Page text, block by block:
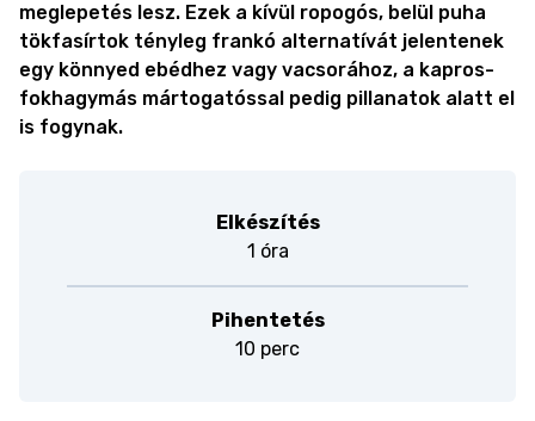
meglepetés lesz. Ezek a kívül ropogós, belül puha
tökfasírtok tényleg frankó alternatívát jelentenek
egy könnyed ebédhez vagy vacsorához, a kapros-
fokhagymás mártogatóssal pedig pillanatok alatt el
is fogynak.
Elkészítés
1 óra
Pihentetés
10 perc